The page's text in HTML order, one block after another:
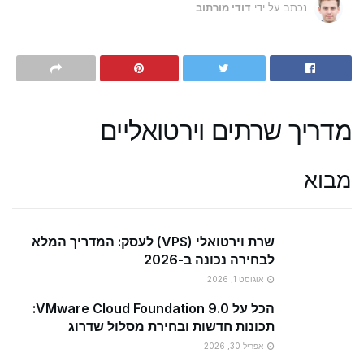
נכתב על ידי דודי מורתוב
מדריך שרתים וירטואליים
מבוא
שרת וירטואלי (VPS) לעסק: המדריך המלא
לבחירה נכונה ב-2026
אוגוסט 1, 2026
הכל על VMware Cloud Foundation 9.0:
תכונות חדשות ובחירת מסלול שדרוג
אפריל 30, 2026